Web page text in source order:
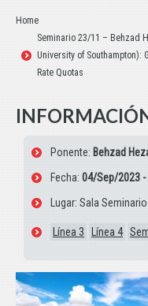
Estás aquí:
Home
Seminario 23/11 – Behzad
University of Southampton):
Rate Quotas
Ponente: Behzad
Fecha: 04/Sep/2023
Lugar: Sala
Línea 3 Línea 4